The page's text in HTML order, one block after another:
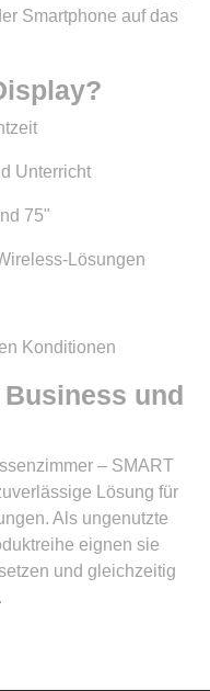
Smartphone auf das
Unterricht
75"
Lösungen
Konditionen
und
– SMART
Lösung für
Als ungenutzte
eignen sie
und gleichzeitig